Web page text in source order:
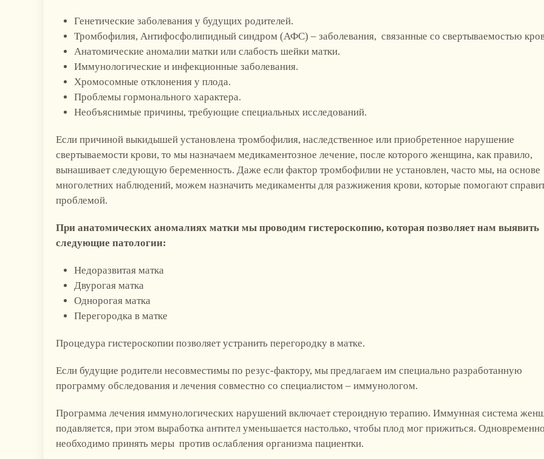
Генетические заболевания у будущих родителей.
Тромбофилия, Антифосфолипидный синдром (АФС) – заболевания, связанные со свертываемостью
Анатомические аномалии матки или слабость шейки матки.
Иммунологические и инфекционные заболевания.
Хромосомные отклонения у плода.
Проблемы гормонального характера.
Необъяснимые причины, требующие специальных исследований.
Если причиной выкидышей установлена тромбофилия, наследственное или приобретенное нарушение
свертываемости крови, то мы назначаем медикаментозное лечение, после которого женщина, как правило,
вынашивает следующую беременность. Даже если фактор тромбофилии не установлен, часто мы, на основе
многолетних наблюдений, можем назначить медикаменты для разжижения крови, которые помогают
проблемой.
При анатомических аномалиях матки мы проводим гистероскопию, которая позволяет нам выявить
следующие патологии:
Недоразвитая матка
Двурогая матка
Однорогая матка
Перегородка в матке
Процедура гистероскопии позволяет устранить перегородку в матке.
Если будущие родители несовместимы по резус-фактору, мы предлагаем им специально разработанную
программу обследования и лечения совместно со специалистом – иммунологом.
Программа лечения иммунологических нарушений включает стероидную терапию. Иммунная система
подавляется, при этом выработка антител уменьшается настолько, чтобы плод мог прижиться.
необходимо принять меры против ослабления организма пациентки.